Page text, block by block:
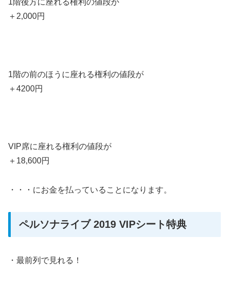
1階後方に座れる権利の値段が
＋2,000円
1階の前のほうに座れる権利の値段が
＋4200円
VIP席に座れる権利の値段が
＋18,600円
・・・にお金を払っていることになります。
ペルソナライブ 2019 VIPシート特典
・最前列で見れる！